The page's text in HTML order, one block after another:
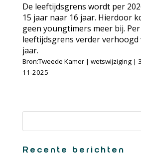
De leeftijdsgrens wordt per
15 jaar naar 16 jaar. Hierdoor
geen youngtimers meer bij.
leeftijdsgrens verder verhoogd
jaar.
Bron:Tweede Kamer | wetswijziging |
11-2025
Recente berichten